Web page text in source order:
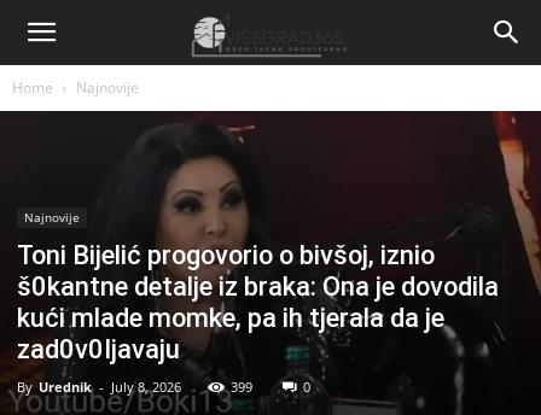
Home Najnovije
Najnovije
Toni Bijelić progovorio o bivšoj, iznio
š0kantne detalje iz braka: Ona je dovodila
kući mlade momke, pa ih tjerala da je
zad0v0Ijavaju
By Urednik - July 8, 2026 399 0